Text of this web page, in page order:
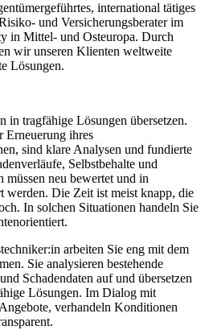
international tätiges
und Versicherungsberater im
in Mittel- und Osteuropa. Durch
wir unseren Klienten weltweite
Lösungen.
in tragfähige Lösungen übersetzen.
Erneuerung ihres
sind klare Analysen und fundierte
Selbstbehalte und
müssen neu bewertet und in
werden. Die Zeit ist meist knapp, die
In solchen Situationen handeln Sie
arbeiten Sie eng mit dem
Sie analysieren bestehende
Schadendaten auf und übersetzen
Lösungen. Im Dialog mit
verhandeln Konditionen